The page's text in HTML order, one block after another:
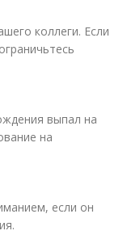
коллеги. Если
выпал на
на
если он